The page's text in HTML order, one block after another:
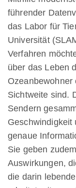
führender
das Labor für
Universität
Verfahren
über das Leben
Sichtweite sind.
Sendern
Geschwindigkeit
genaue
Sie geben
Auswirkungen,
die darin